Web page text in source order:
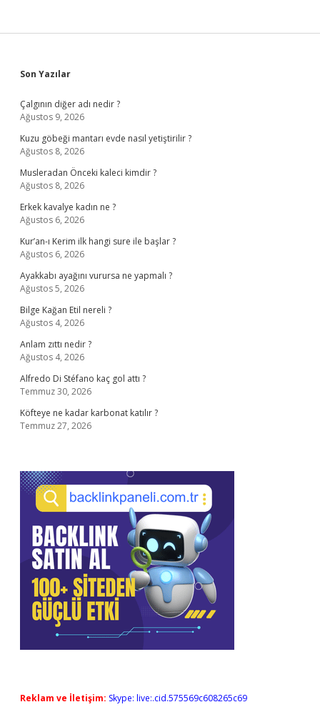
Sidebar
Son Yazılar
Çalgının diğer adı nedir ?
Ağustos 9, 2026
Kuzu göbeği mantarı evde nasıl yetiştirilir ?
Ağustos 8, 2026
Musleradan Önceki kaleci kimdir ?
Ağustos 8, 2026
Erkek kavalye kadın ne ?
Ağustos 6, 2026
Kur’an-ı Kerim ilk hangi sure ile başlar ?
Ağustos 6, 2026
Ayakkabı ayağını vurursa ne yapmalı ?
Ağustos 5, 2026
Bilge Kağan Etil nereli ?
Ağustos 4, 2026
Anlam zıttı nedir ?
Ağustos 4, 2026
Alfredo Di Stéfano kaç gol attı ?
Temmuz 30, 2026
Köfteye ne kadar karbonat katılır ?
Temmuz 27, 2026
Reklam ve İletişim: Skype: live:.cid.575569c608265c69